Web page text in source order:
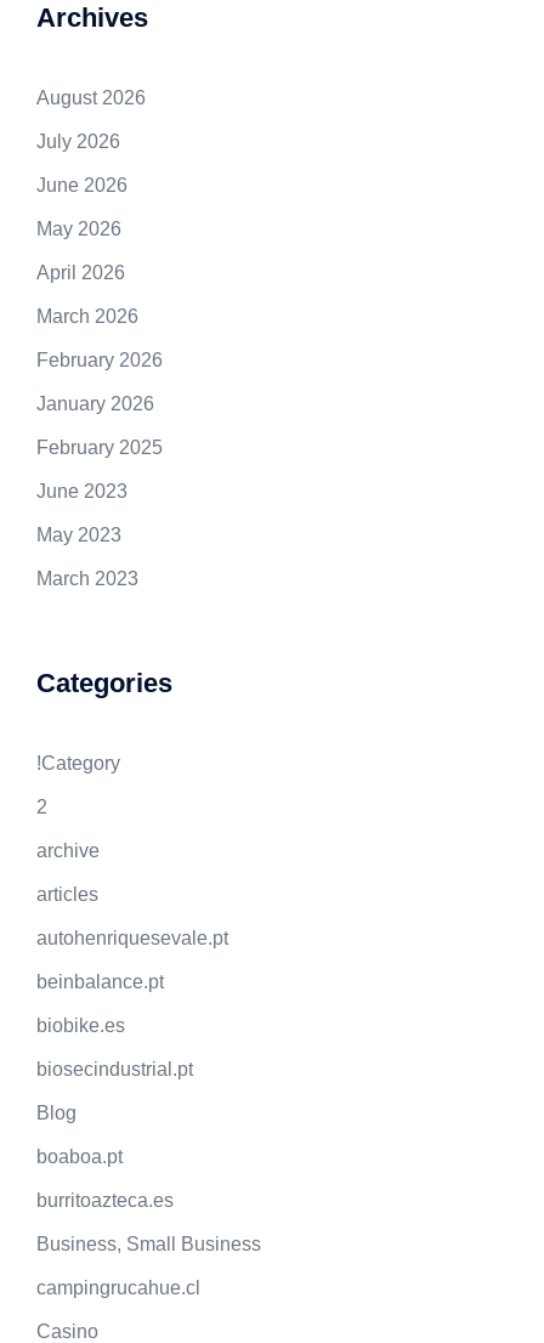
Archives
August 2026
July 2026
June 2026
May 2026
April 2026
March 2026
February 2026
January 2026
February 2025
June 2023
May 2023
March 2023
Categories
!Category
2
archive
articles
autohenriquesevale.pt
beinbalance.pt
biobike.es
biosecindustrial.pt
Blog
boaboa.pt
burritoazteca.es
Business, Small Business
campingrucahue.cl
Casino